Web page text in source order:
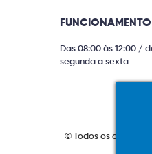
FUNCIONAMENTO
Das 08:00 às 12:00 /
segunda a sexta
© Todos os direitos